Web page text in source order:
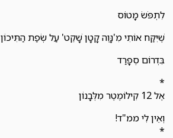
לִתְפֹּשׂ מָטוֹס
שֶׁיִּקַּח אוֹתִי מִ'נָּוֶה קָטָן שָׁקֵט' עַל שְׂפַת הַתִּיכוֹן
בִּדְרוֹם סְפָרַד
*
אֶל 12 קִילוֹמֶטֶר מִלְּבָנוֹן
וְאֵין לִי ממ"ד!
*